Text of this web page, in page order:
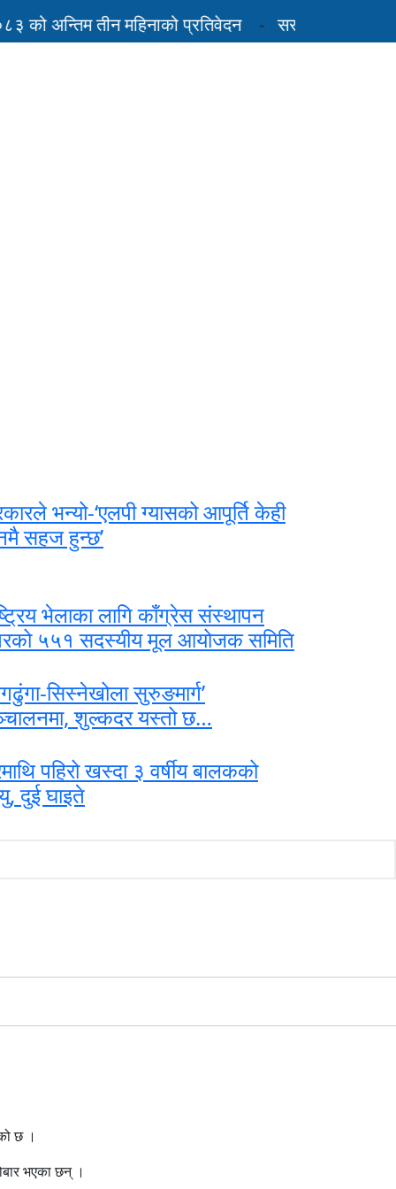
अन्तिम तीन महिनाको प्रतिवेदन
सरकारले भन्यो-
भन्यो-‘एलपी ग्यासको आपूर्ति केही
सहज हुन्छ’
भेलाका लागि काँग्रेस संस्थापन
५५१ सदस्यीय मूल आयोजक समिति
सिस्नेखोला सुरुङमार्ग’
शुल्कदर यस्तो छ…
पहिरो खस्दा ३ वर्षीय बालकको
दुई घाइते
छ ।
भएका छन् ।